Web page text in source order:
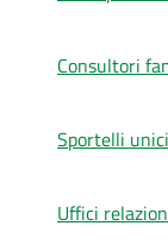
Consultori
Sportelli
Uffici